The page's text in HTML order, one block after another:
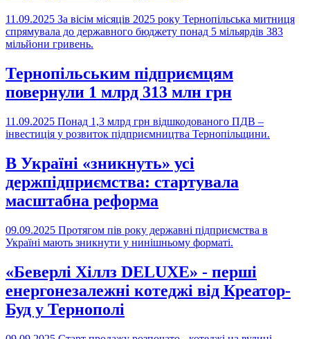
11.09.2025 За вісім місяців 2025 року Тернопільська митниця
спрямувала до державного бюджету понад 5 мільярдів 383
мільйони гривень.
Тернопільським підприємцям
повернули 1 млрд 313 млн грн
11.09.2025 Понад 1,3 млрд грн відшкодованого ПДВ –
інвестиція у розвиток підприємництва Тернопільщини.
В Україні «зникнуть» усі
держпідприємства: стартувала
масштабна реформа
09.09.2025 Протягом пів року державні підприємства в
Україні мають зникнути у нинішньому форматі.
«Беверлі Хіллз DELUXE» - перші
енергонезалежні котеджі від Креатор-
Буд у Тернополі